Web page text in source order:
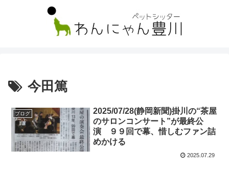
今田篤
ブログ
2025/07/28(静岡新聞)掛川の“茶屋
のサロンコンサート”が最終公
演 ９９回で幕、惜しむファン詰
めかける
2025.07.29